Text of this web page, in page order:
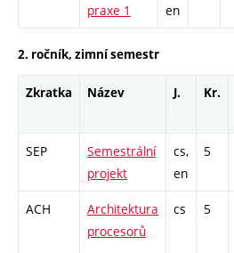
praxe 1
en
2. ročník, zimní semestr
Zkratka Název J. Kr.
SEP
Semestrální
projekt
cs,
en
5
ACH
Architektura
procesorů
cs 5